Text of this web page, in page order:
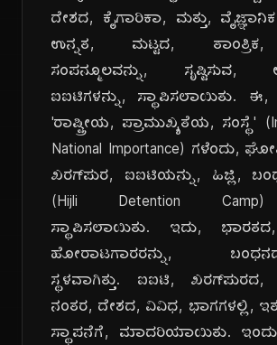
ದೇಶದ, ಕೈಗಾರಿಕಾ, ಮತ್ತು,
ಉನ್ನತ, ಮಟ್ಟದ,
ಸಂಪನ್ಮೂಲವನ್ನು, ಸೃಷ್ಟಿಸುವ,
ಐಐಟಿಗಳನ್ನು, ಸ್ಥಾಪಿಸಲಾಯಿತು. ಈ,
'ರಾಷ್ಟ್ರೀಯ, ಪ್ರಾಮುಖ್ಯತೆಯ, ಸಂಸ್ಥೆ'
National Importance) ಗಳೆಂದು,
ಖರಗ್‌ಪುರ, ಐಐಟಿಯನ್ನು, ಹಿಜ್ಲಿ,
(Hijli Detention Camp)
ಸ್ಥಾಪಿಸಲಾಯಿತು. ಇದು, ಭಾರತದ,
ಹೋರಾಟಗಾರರನ್ನು,
ಸ್ಥಳವಾಗಿತ್ತು. ಐಐಟಿ, ಖರಗ್‌ಪುರದ,
ನಂತರ, ದೇಶದ, ವಿವಿಧ, ಭಾಗಗಳಲ್ಲಿ,
ಸ್ಥಾಪನೆಗೆ, ಮಾದರಿಯಾಯಿತು.